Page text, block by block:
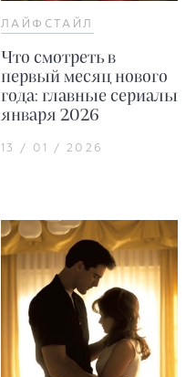
ЛАЙФСТАЙЛ
Что смотреть в
первый месяц нового
года: главные сериалы
января 2026
13 / 01 / 2026